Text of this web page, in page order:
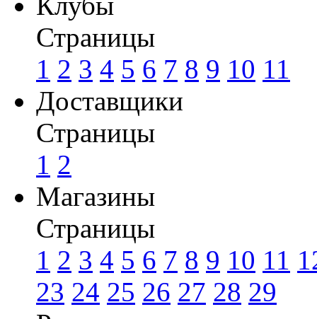
Страницы
1 2 3 4 5 6 7 8 9 10 11
Доставщики
Страницы
1 2
Магазины
Страницы
1 2 3 4 5 6 7 8 9 10 11
23 24 25 26 27 28 29